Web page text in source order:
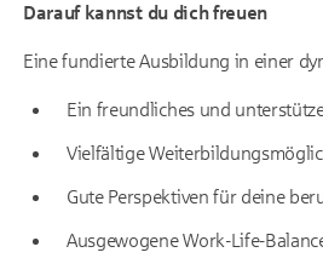
Darauf kannst du dich freuen
Eine fundierte Ausbildung in einer
Ein freundliches und
Vielfältige
Gute Perspektiven für deine
Ausgewogene Work-Life-